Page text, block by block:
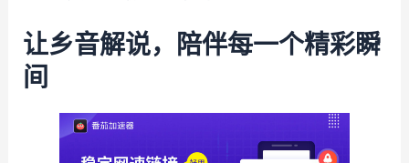
让乡音解说，陪伴每一个精彩瞬
间